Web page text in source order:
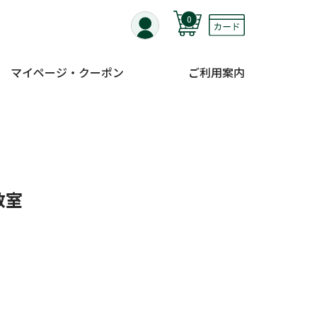
0
マイページ・クーポン ご利用案内
室